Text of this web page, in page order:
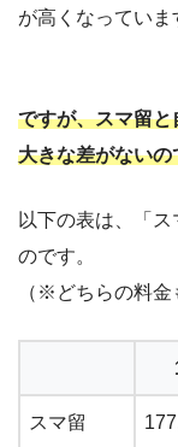
が高くなっていま
ですが、スマ留
大きな差がないの
以下の表は、「
のです。
（※どちらの料金
スマ留